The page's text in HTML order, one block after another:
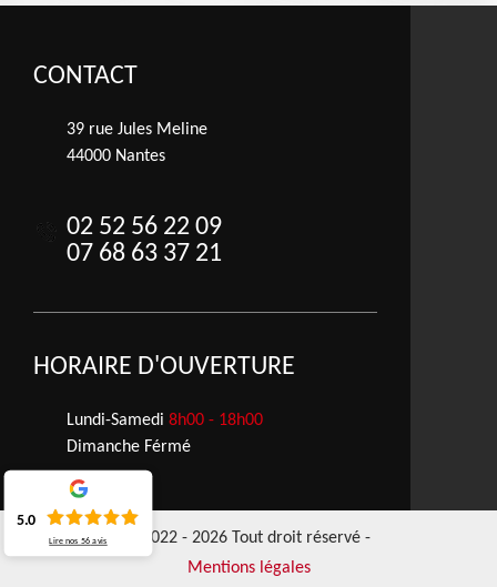
CONTACT
39 rue Jules Meline
44000 Nantes
02 52 56 22 09
07 68 63 37 21
HORAIRE D'OUVERTURE
Lundi-Samedi 8h00 - 18h00
Dimanche Férmé
©2022 - 2026 Tout droit réservé -
Mentions légales
5.0
Lire nos56 avis